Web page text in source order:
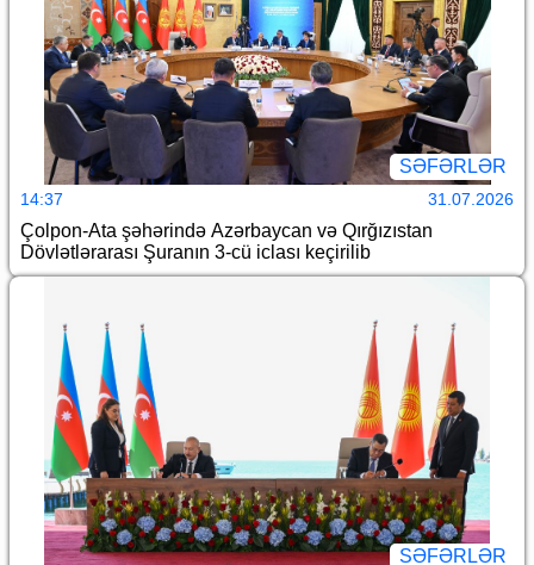
SƏFƏRLƏR
14:37 31.07.2026
Çolpon-Ata şəhərində Azərbaycan və Qırğızıstan
Dövlətlərarası Şuranın 3-cü iclası keçirilib
SƏFƏRLƏR